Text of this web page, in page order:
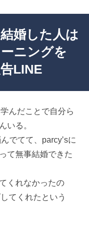
婚した人は
ニングを
LINE
んだことで自分ら
いる。
でてて、parcy’sに
て無事結婚できた
くれなかったの
てくれたという